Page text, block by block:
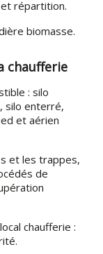
et répartition.
biomasse.
chaufferie
: silo
silo enterré,
et aérien
et les trappes,
de
chaufferie :